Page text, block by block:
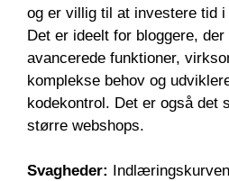
og er villig til at investere tid
Det er ideelt for bloggere, der
avancerede funktioner,
komplekse behov og
kodekontrol. Det er også det
større webshops.
Svagheder: